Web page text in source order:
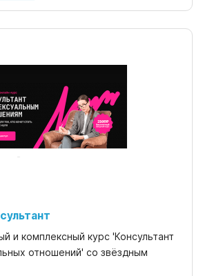
и комплексный курс 'Консультант
отношений' со звёздным